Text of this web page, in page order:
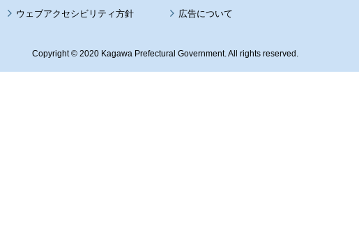
ウェブアクセシビリティ方針 広告について
Copyright © 2020 Kagawa Prefectural Government. All rights reserved.